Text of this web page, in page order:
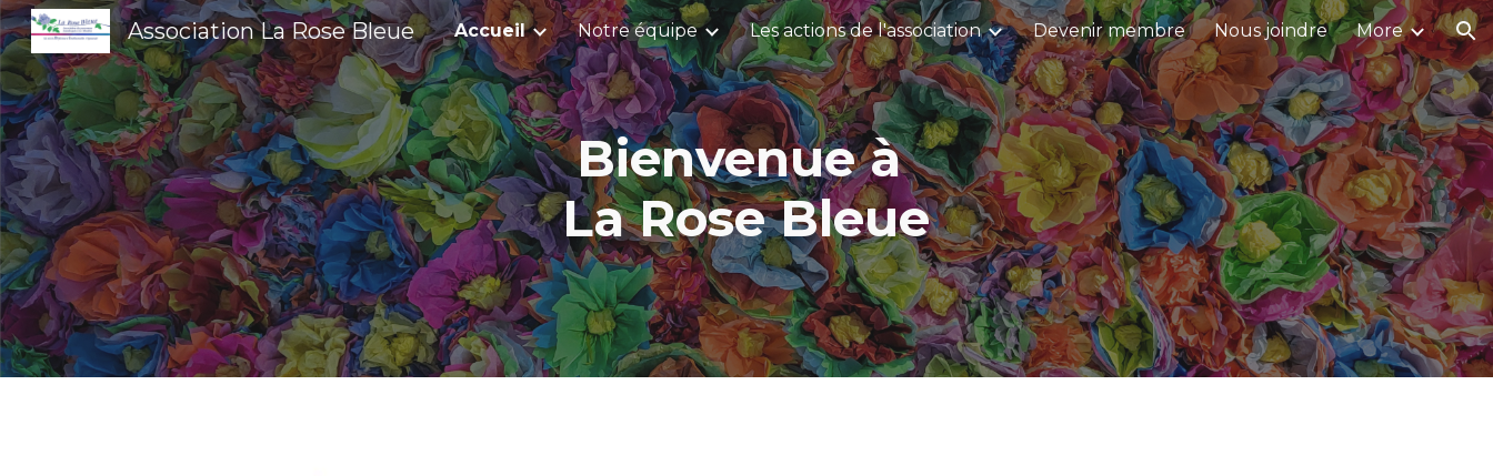
Skip to main content Skip to navigation
Association La Rose Bleue Accueil Notre équipe Les actions de l'association Devenir membre Nous joindre More
Bienvenue à
La Rose Bleue